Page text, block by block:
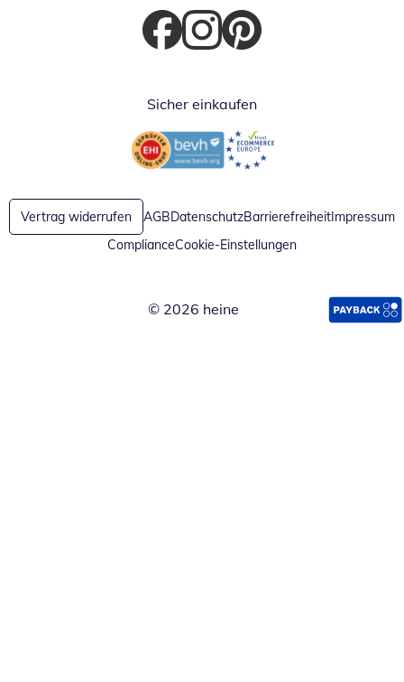
Öffnet in neuem Fenster
Öffnet in neuem Fenster
Öffnet in neuem Fenster
Sicher einkaufen
Öffnet in neuem FensterÖffnet in neuem Fenster
Vertrag widerrufen AGBDatenschutzBarrierefreiheitImpressum
ComplianceCookie-Einstellungen
© 2026 heine